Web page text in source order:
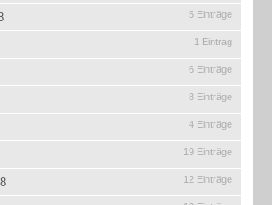
5 Einträge
1 Eintrag
6 Einträge
8 Einträge
4 Einträge
19 Einträge
12 Einträge